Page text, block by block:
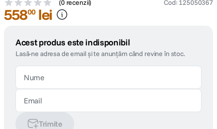
(0 recenzii) Cod: 125050367
55800 lei
Acest produs este indisponibil
Lasă-ne adresa de email și te anunțăm când revine în stoc.
Trimite